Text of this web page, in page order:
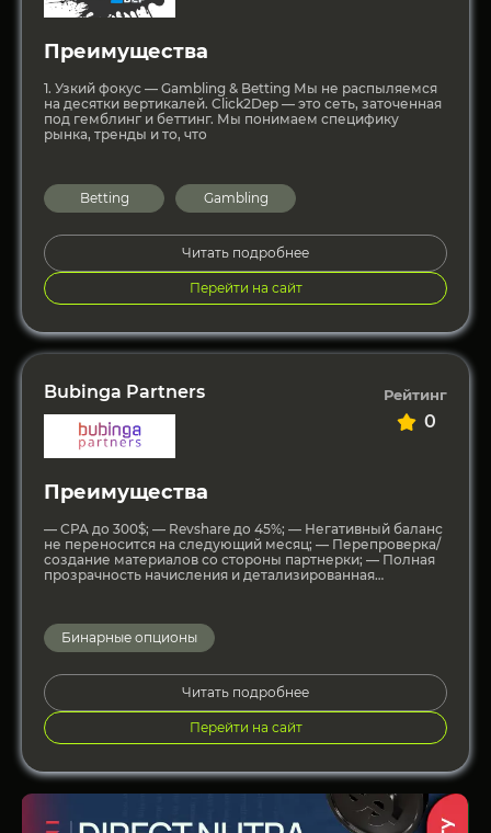
Преимущества
1. Узкий фокус — Gambling & Betting Мы не распыляемся
на десятки вертикалей. Click2Dep — это сеть, заточенная
под гемблинг и беттинг. Мы понимаем специфику
рынка, тренды и то, что
Betting Gambling
Читать подробнее
Перейти на сайт
Bubinga Partners Рейтинг
0
Преимущества
— CPA до 300$; — Revshare до 45%; — Негативный баланс
не переносится на следующий месяц; — Перепроверка/
создание материалов со стороны партнерки; — Полная
прозрачность начисления и детализированная
Бинарные опционы
Читать подробнее
Перейти на сайт